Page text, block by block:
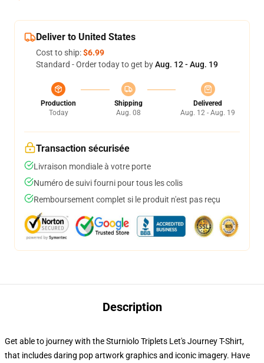
Deliver to United States
Cost to ship:$6.99
Standard - Order today to get byAug. 12 - Aug. 19
Production
Today
Shipping
Aug. 08
Delivered
Aug. 12 - Aug. 19
Transaction sécurisée
Livraison mondiale à votre porte
Numéro de suivi fourni pour tous les colis
Remboursement complet si le produit n'est pas reçu
Description
Get able to journey with the Sturniolo Triplets Let's Journey T-Shirt,
that includes daring pop artwork graphics and iconic imagery. Have